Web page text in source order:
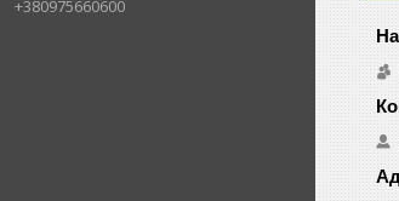
+380975660600